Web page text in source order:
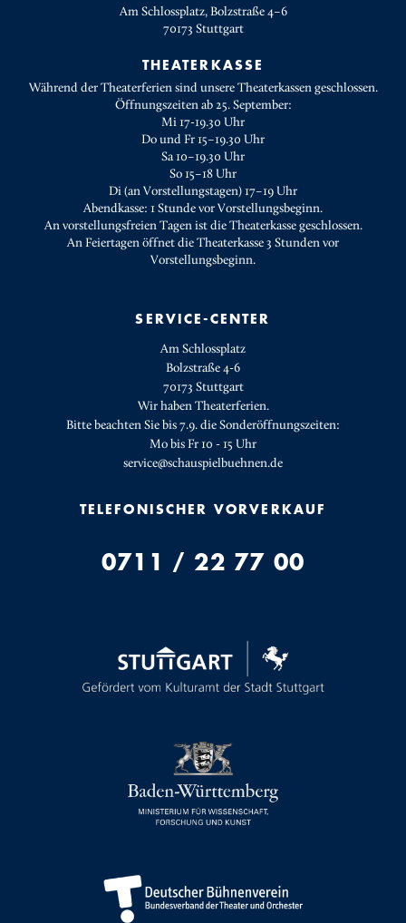
Am Schlossplatz, Bolzstraße 4–6
70173 Stuttgart
THEATERKASSE
Während der Theaterferien sind unsere Theaterkassen geschlossen.
Öffnungszeiten ab 25. September:
Mi 17-19.30 Uhr
Do und Fr 15–19.30 Uhr
Sa 10–19.30 Uhr
So 15–18 Uhr
Di (an Vorstellungstagen) 17–19 Uhr
Abendkasse: 1 Stunde vor Vorstellungsbeginn.
An vorstellungsfreien Tagen ist die Theaterkasse geschlossen.
An Feiertagen öffnet die Theaterkasse 3 Stunden vor
Vorstellungsbeginn.
SERVICE-CENTER
Am Schlossplatz
Bolzstraße 4-6
70173 Stuttgart
Wir haben Theaterferien.
Bitte beachten Sie bis 7.9. die Sonderöffnungszeiten:
Mo bis Fr 10 - 15 Uhr
service@schauspielbuehnen.de
TELEFONISCHER VORVERKAUF
0711 / 22 77 00